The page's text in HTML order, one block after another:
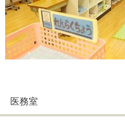
医務室